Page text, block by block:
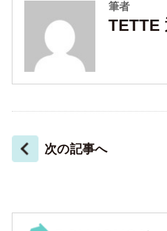
筆者
TETTE
次の記事へ